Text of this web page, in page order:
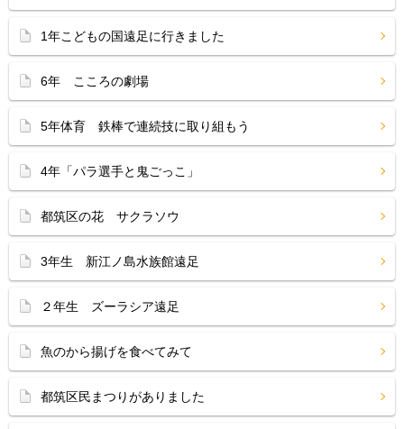
1年こどもの国遠足に行きました
6年 こころの劇場
5年体育 鉄棒で連続技に取り組もう
4年「パラ選手と鬼ごっこ」
都筑区の花 サクラソウ
3年生 新江ノ島水族館遠足
２年生 ズーラシア遠足
魚のから揚げを食べてみて
都筑区民まつりがありました